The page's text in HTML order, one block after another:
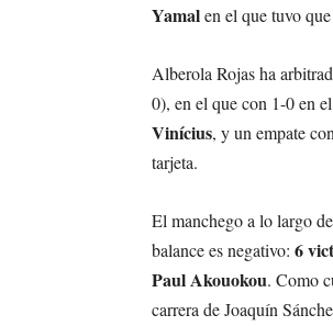
Yamalen el que tuvo
Alberola Rojas ha
0), en el que con 1-0 en
Vinícius, y un empate
tarjeta.
El manchego a lo largo
balance es negativo: 6
Paul Akouokou. Como
carrera de Joaquín